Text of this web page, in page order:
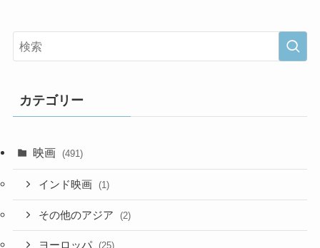
カテゴリー
映画 (491)
インド映画 (1)
その他のアジア (2)
ヨーロッパ (25)